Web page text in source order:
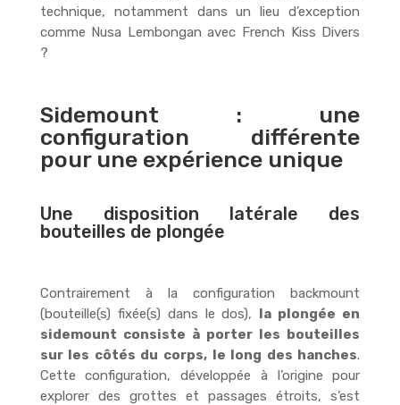
technique, notamment dans un lieu d’exception
comme Nusa Lembongan avec French Kiss Divers
?
Sidemount : une
configuration différente
pour une expérience unique
Une disposition latérale des
bouteilles de plongée
Contrairement à la configuration backmount
(bouteille(s) fixée(s) dans le dos), la plongée en
sidemount consiste à porter les bouteilles
sur les côtés du corps, le long des hanches.
Cette configuration, développée à l’origine pour
explorer des grottes et passages étroits, s’est